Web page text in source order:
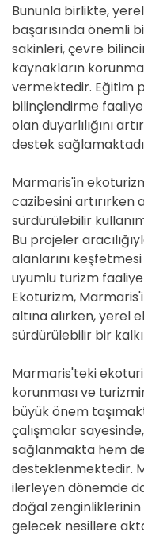
Bununla birlikte,
başarısında önemli
sakinleri, çevre
kaynakların
vermektedir. Eğitim
bilinçlendirme
olan duyarlılığını
destek
Marmaris'in
cazibesini artırırken
sürdürülebilir
Bu projeler
alanlarını
uyumlu turizm
Ekoturizm,
altına alırken, yerel
sürdürülebilir bir
Marmaris'teki
korunması ve
büyük önem
çalışmalar
sağlanmakta hem
desteklenmektedir.
ilerleyen dönemde
doğal zenginliklerinin
gelecek nesillere